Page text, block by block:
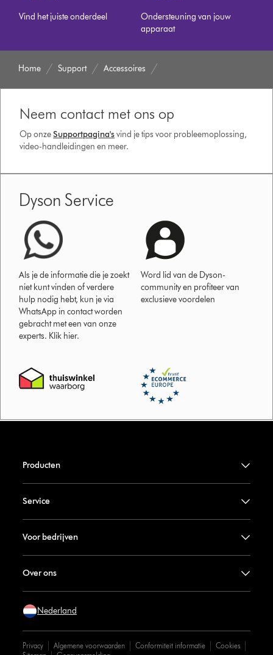
Vind het juiste onderdeel
Ondersteuning van jouw
apparaat
Home Support Accessoires
Neem contact met ons op
Op onzeSupportpagina'svind je tips voor probleemoplossing,
video-handleidingen en meer.
Dyson Service
Als je de informatie die je zoekt
niet kunt vinden of verdere
hulp nodig hebt, kun je via
WhatsApp in contact worden
gebracht met een van onze
experts. Klik hier.
Word lid van de Dyson-
community en profiteer van
exclusieve voordelen
Producten
Service
Voor bedrijven
Over ons
Nederland
Privacy Algemene voorwaarden Conformiteit informatie
Cookies